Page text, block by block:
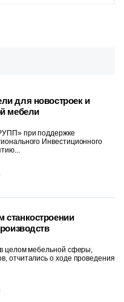
для новостроек и
мебели
при поддержке
Инвестиционного
целом мебельной сферы,
отчитались о ходе проведения